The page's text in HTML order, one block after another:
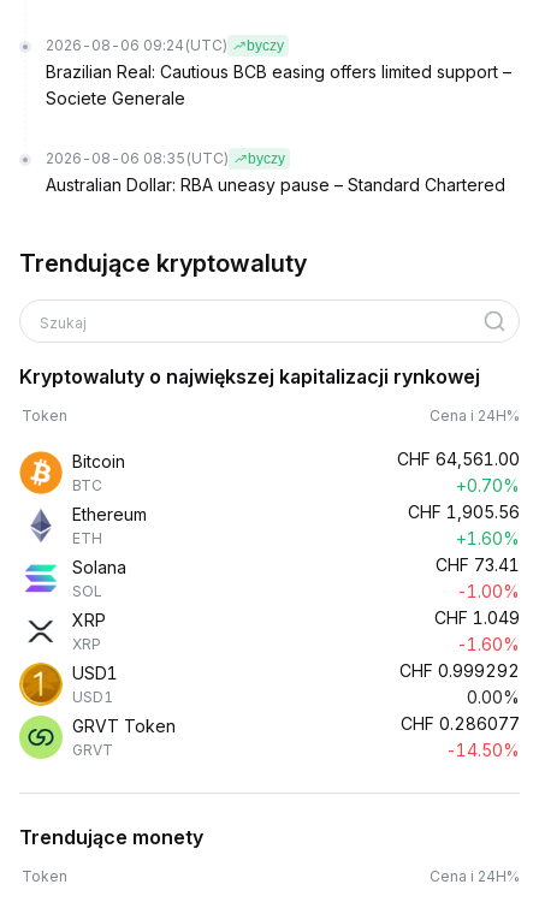
2026-08-06 09:24 (UTC) byczy
Brazilian Real: Cautious BCB easing offers limited support –
Societe Generale
2026-08-06 08:35 (UTC) byczy
Australian Dollar: RBA uneasy pause – Standard Chartered
Trendujące kryptowaluty
Szukaj
Kryptowaluty o największej kapitalizacji rynkowej
Token Cena i 24H%
Bitcoin
BTC
CHF 64,561.00
+0.70%
Ethereum
ETH
CHF 1,905.56
+1.60%
Solana
SOL
CHF 73.41
-1.00%
XRP
XRP
CHF 1.049
-1.60%
USD1
USD1
CHF 0.999292
0.00%
GRVT Token
GRVT
CHF 0.286077
-14.50%
Trendujące monety
Token Cena i 24H%